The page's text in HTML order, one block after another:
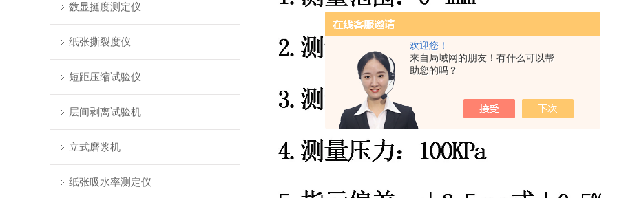
欢迎您！
来自局域网的朋友！有什么可以帮
助您的吗？
数显挺度测定仪
纸张撕裂度仪
短距压缩试验仪
层间剥离试验机
立式磨浆机
纸张吸水率测定仪